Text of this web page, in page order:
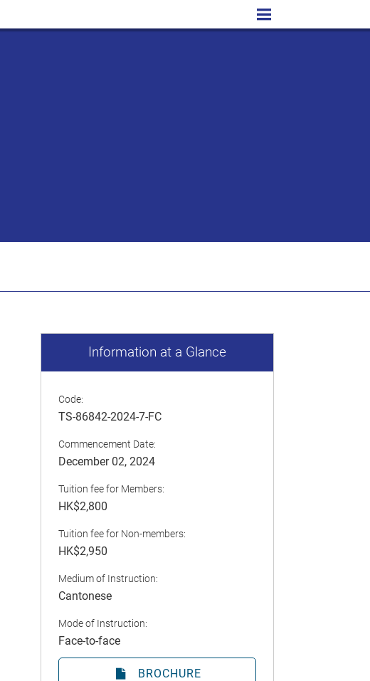
Information at a Glance
Code:
TS-86842-2024-7-FC
Commencement Date:
December 02, 2024
Tuition fee for Members:
HK$2,800
Tuition fee for Non-members:
HK$2,950
Medium of Instruction:
Cantonese
Mode of Instruction:
Face-to-face
BROCHURE